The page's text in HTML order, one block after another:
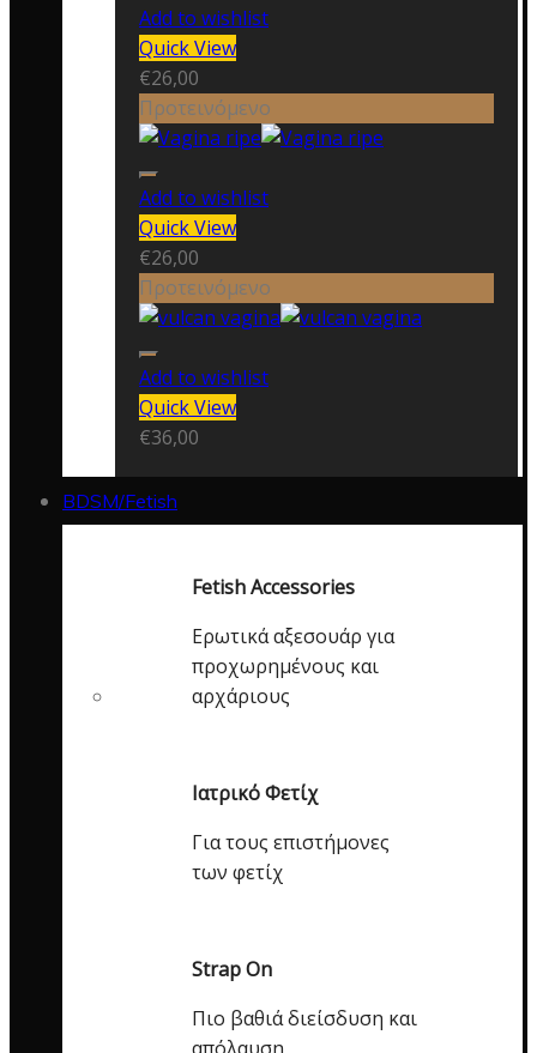
Add to wishlist
Quick View
€26,00
Προτεινόμενο
Add to wishlist
Quick View
€26,00
Προτεινόμενο
Add to wishlist
Quick View
€36,00
BDSM/Fetish
Fetish Accessories
Ερωτικά αξεσουάρ για
προχωρημένους και
αρχάριους
Ιατρικό Φετίχ
Για τους επιστήμονες
των φετίχ
Strap On
Πιο βαθιά διείσδυση και